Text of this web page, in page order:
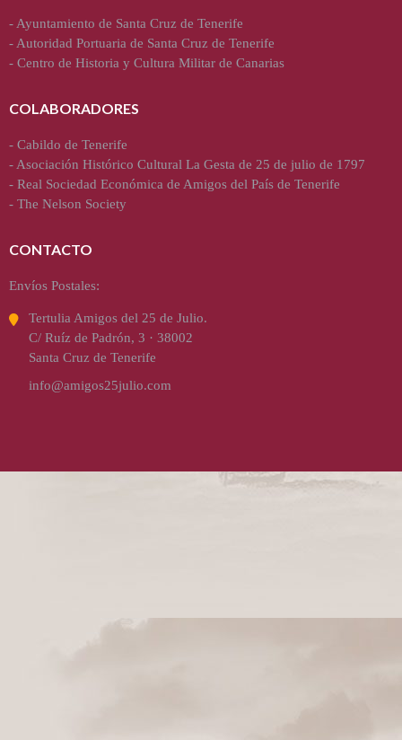
- Ayuntamiento de Santa Cruz de Tenerife
- Autoridad Portuaria de Santa Cruz de Tenerife
- Centro de Historia y Cultura Militar de Canarias
COLABORADORES
- Cabildo de Tenerife
- Asociación Histórico Cultural La Gesta de 25 de julio de 1797
- Real Sociedad Económica de Amigos del País de Tenerife
- The Nelson Society
CONTACTO
Envíos Postales:
Tertulia Amigos del 25 de Julio.
C/ Ruíz de Padrón, 3 · 38002
Santa Cruz de Tenerife
info@amigos25julio.com